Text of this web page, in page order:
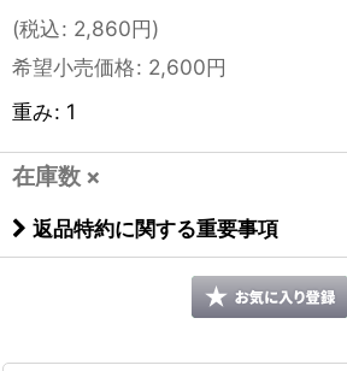
(税込: 2,860円)
希望小売価格: 2,600円
重み: 1
在庫数 ×
返品特約に関する重要事項